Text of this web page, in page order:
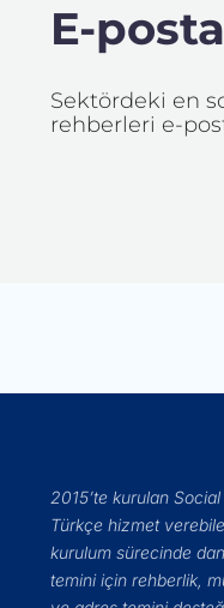
E-
Sektördeki en
rehberleri e-
2015’te kurulan
Türkçe hizmet
kurulum sürecinde
temini için rehberlik,